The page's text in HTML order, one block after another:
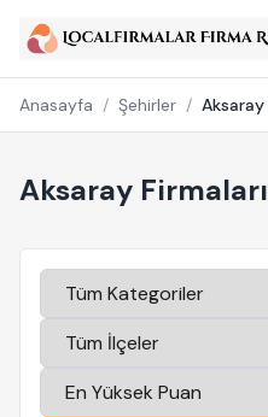
Anasayfa / Şehirler / Aksaray
Aksaray Firmaları